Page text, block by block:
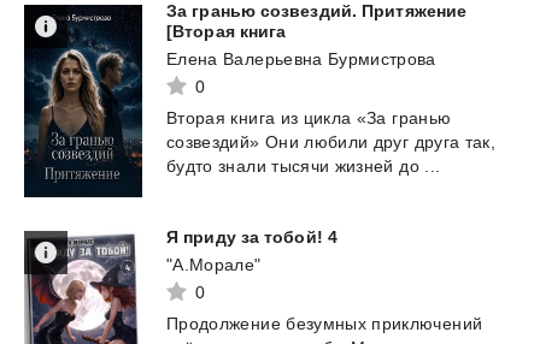
За гранью созвездий. Притяжение
[Вторая книга
Елена Валерьевна Бурмистрова
0
Вторая книга из цикла «За гранью
созвездий» Они любили друг друга так,
будто знали тысячи жизней до ...
Я приду за тобой! 4
"А.Морале"
0
Продолжение безумных приключений